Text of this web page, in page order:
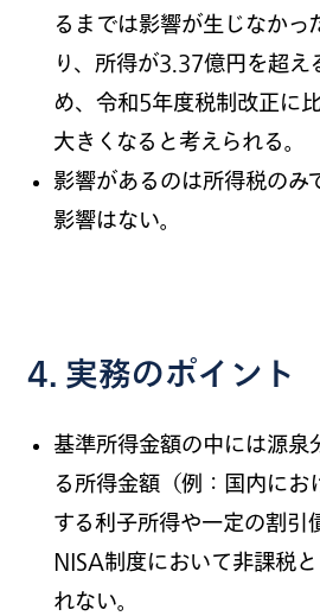
るまでは影響が生じなかっ
り、所得が3.37億円を超え
め、令和5年度税制改正に
大きくなると考えられる。
影響があるのは所得税のみ
影響はない。
4. 実務のポイント
基準所得金額の中には源泉
る所得金額（例：国内にお
する利子所得や一定の割引
NISA制度において非課税
れない。